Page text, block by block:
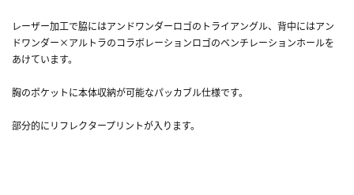
レーザー加工で脇にはアンドワンダーロゴのトライアングル、背中にはアン
ドワンダー×アルトラのコラボレーションロゴのベンチレーションホールを
あけています。
胸のポケットに本体収納が可能なパッカブル仕様です。
部分的にリフレクタープリントが入ります。